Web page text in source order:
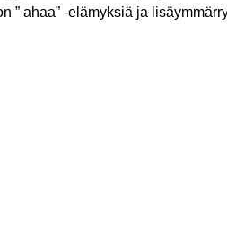
ahaa” -elämyksiä ja